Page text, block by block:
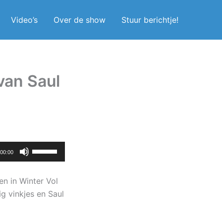
Video’s Over de show Stuur berichtje!
Saul
00:00
Omhoog/Omlaag
om
het
in Winter Vol
vinkjes en Saul